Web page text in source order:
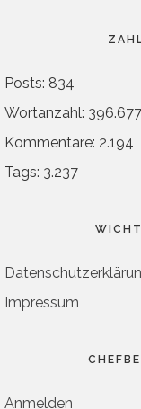
Posts: 834
Wortanzahl: 396.677
Kommentare: 2.194
Tags: 3.237
Impressum
Anmelden